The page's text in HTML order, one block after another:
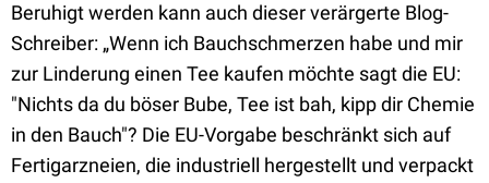
Beruhigt werden kann auch dieser verärgerte Blog-
Schreiber: „Wenn ich Bauchschmerzen habe und mir
zur Linderung einen Tee kaufen möchte sagt die EU:
"Nichts da du böser Bube, Tee ist bah, kipp dir Chemie
in den Bauch"? Die EU-Vorgabe beschränkt sich auf
Fertigarzneien, die industriell hergestellt und verpackt